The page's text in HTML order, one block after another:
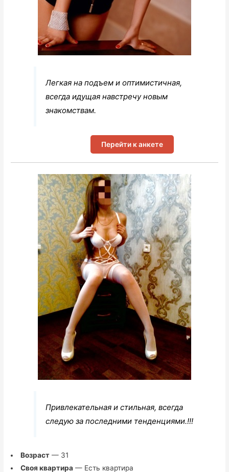
Легкая на подъем и оптимистичная,
всегда идущая навстречу новым
знакомствам.
Перейти к анкете
Привлекательная и стильная, всегда
следую за последними тенденциями.!!!
Возраст— 31
Своя квартира— Есть квартира